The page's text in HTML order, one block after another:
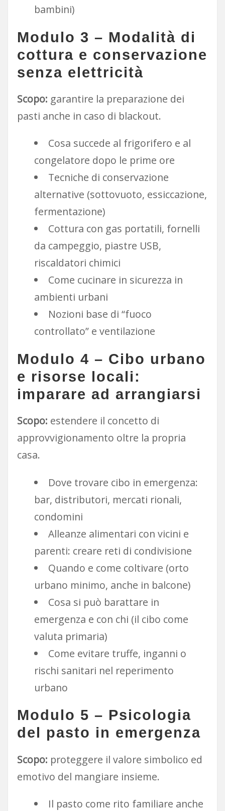
bambini)
Modulo 3 – Modalità di
cottura e conservazione
senza elettricità
Scopo: garantire la preparazione dei
pasti anche in caso di blackout.
Cosa succede al frigorifero e al
congelatore dopo le prime ore
Tecniche di conservazione
alternative (sottovuoto, essiccazione,
fermentazione)
Cottura con gas portatili, fornelli
da campeggio, piastre USB,
riscaldatori chimici
Come cucinare in sicurezza in
ambienti urbani
Nozioni base di “fuoco
controllato” e ventilazione
Modulo 4 – Cibo urbano
e risorse locali:
imparare ad arrangiarsi
Scopo: estendere il concetto di
approvvigionamento oltre la propria
casa.
Dove trovare cibo in emergenza:
bar, distributori, mercati rionali,
condomini
Alleanze alimentari con vicini e
parenti: creare reti di condivisione
Quando e come coltivare (orto
urbano minimo, anche in balcone)
Cosa si può barattare in
emergenza e con chi (il cibo come
valuta primaria)
Come evitare truffe, inganni o
rischi sanitari nel reperimento
urbano
Modulo 5 – Psicologia
del pasto in emergenza
Scopo: proteggere il valore simbolico ed
emotivo del mangiare insieme.
Il pasto come rito familiare anche